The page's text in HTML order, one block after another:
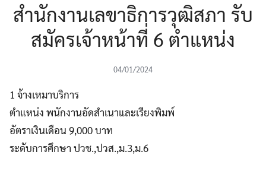
สำนักงานเลขาธิการวุฒิสภา รับ
สมัครเจ้าหน้าที่ 6 ตำแหน่ง
04/01/2024
1 จ้างเหมาบริการ
ตำแหน่ง พนักงานอัดสำเนาและเรียงพิมพ์
อัตราเงินเดือน 9,000 บาท
ระดับการศึกษา ปวช.,ปวส.,ม.3,ม.6